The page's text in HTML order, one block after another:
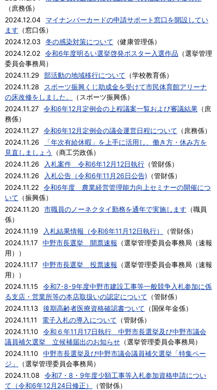
（ 庶務係）
2024.12.04
マイナンバーカードの申請サポート窓口を開設してい
ます （窓口係）
2024.12.03
冬の感染対策について （健康管理係）
2024.12.02 令和6年度明るい選挙啓発ポスター入選作品 （選挙管理
委員会事務局）
2024.11.29
部活動の地域移行について （学校教育係）
2024.11.28
スポーツ振興くじ助成金を受けて市民体育館アリーナ
の床改修をしました。
（ スポーツ振興係）
2024.11.27 令和6年12月定例会の上程議案一覧および審議結果 （ 庶
務係）
2024.11.27 令和6年12月定例会の議会運営日程について （ 庶務係）
2024.11.26
「年次有給休暇」を上手に活用し、働き方・休み方を
見直しましょう
（商工労政係）
2024.11.26
入札案件 令和6年12月12日執行 （管財係）
2024.11.26
入札公告（令和6年11月26日公告) （管財係）
2024.11.22 令和6年度 農業経営管理能力向上セミナーの開催につ
いて （振興係）
2024.11.20
市職員のノーネクタイ勤務を通年で実施します （職員
係）
2024.11.19
入札結果情報（令和6年11月12日執行） （管財係）
2024.11.17 中野市長選挙 開票速報 （選挙管理委員会事務局（速報
用）
）
2024.11.17 中野市長選挙 投票速報 （選挙管理委員会事務局（速報
用）
）
2024.11.15
令和7･8･9年度中野市建設工事等一般競争入札参加に係
る支店・営業所等の本店取扱いの認定について （管財係）
2024.11.13
後期高齢者医療資格確認書ついて （国保年金係）
2024.11.11
電子入札の導入について （管財係）
2024.11.10
令和６年11月17日執行 中野市長選挙及び中野市議会
議員補欠選挙 立候補届出のお知らせ （選挙管理委員会事務局）
2024.11.10
中野市長選挙及び中野市議会議員補欠選挙「特集ペー
ジ」
（選挙管理委員会事務局）
2024.11.08
令和7・8・9年度少額工事等入札参加資格申請につい
て（令和6年12月24日修正）
（管財係）